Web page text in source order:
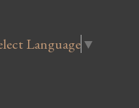
Language▼